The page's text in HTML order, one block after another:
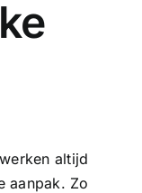
altijd
aanpak. Zo